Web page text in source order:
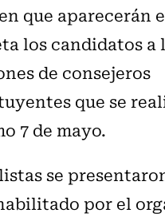
que aparecerán
los candidatos a
de consejeros
que se
7 de mayo.
se
por el